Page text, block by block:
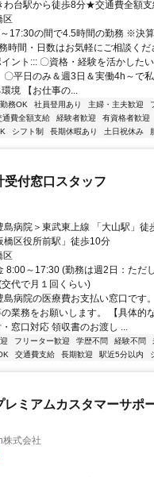
わ台駅から徒歩8分★交通費全額支
区
17:30の間で4.5時間の勤務 ※決
時間・日数はお気軽にご相談く
ント::: 〇資格・経験を活かした
〇平日のみ＆週3日＆実働4h～で
境 【お仕事の...
務OK 社員登用あり 主婦・主夫歓迎
通費全額支給 経験者歓迎 有資格者歓迎
シフト制 長期休暇あり 土日祝休み
受付窓口スタッフ
島病院＞東武東上線 「大山駅」徒
橋区役所前駅」徒歩10分
区
8:00～17:30 (勤務は週2日：ただ
代で月１回くらい)
島病院の医療費お支払い窓口です
業務をお願いします。 【具体的
窓口対応 領収書のお渡し ...
フリーター歓迎 学歴不問 経験不問
交通費支給 長期歓迎 駅近5分以内
レミアムカスタマーサポ
式会社